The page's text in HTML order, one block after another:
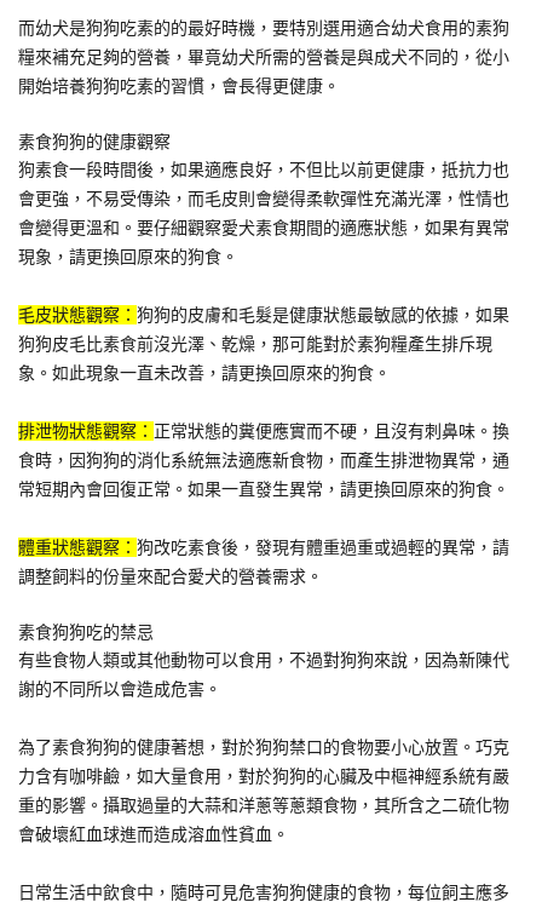
而幼犬是狗狗吃素的的最好時機，要特別選用適合幼犬食用的素狗
糧來補充足夠的營養，畢竟幼犬所需的營養是與成犬不同的，從小
開始培養狗狗吃素的習慣，會長得更健康。
素食狗狗的健康觀察
狗素食一段時間後，如果適應良好，不但比以前更健康，抵抗力也
會更強，不易受傳染，而毛皮則會變得柔軟彈性充滿光澤，性情也
會變得更溫和。要仔細觀察愛犬素食期間的適應狀態，如果有異常
現象，請更換回原來的狗食。
毛皮狀態觀察： 狗狗的皮膚和毛髮是健康狀態最敏感的依據，如果
狗狗皮毛比素食前沒光澤、乾燥，那可能對於素狗糧產生排斥現
象。如此現象一直未改善，請更換回原來的狗食。
排泄物狀態觀察： 正常狀態的糞便應實而不硬，且沒有刺鼻味。換
食時，因狗狗的消化系統無法適應新食物，而產生排泄物異常，通
常短期內會回復正常。如果一直發生異常，請更換回原來的狗食。
體重狀態觀察： 狗改吃素食後，發現有體重過重或過輕的異常，請
調整飼料的份量來配合愛犬的營養需求。
素食狗狗吃的禁忌
有些食物人類或其他動物可以食用，不過對狗狗來說，因為新陳代
謝的不同所以會造成危害。
為了素食狗狗的健康著想，對於狗狗禁口的食物要小心放置。巧克
力含有咖啡鹼，如大量食用，對於狗狗的心臟及中樞神經系統有嚴
重的影響。攝取過量的大蒜和洋蔥等蔥類食物，其所含之二硫化物
會破壞紅血球進而造成溶血性貧血。
日常生活中飲食中，隨時可見危害狗狗健康的食物，每位飼主應多